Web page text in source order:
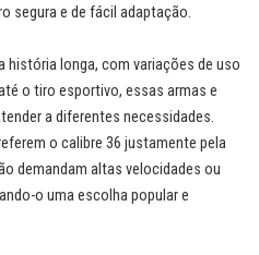
segura e de fácil adaptação.
história longa, com variações de uso
o tiro esportivo, essas armas e
a diferentes necessidades.
o calibre 36 justamente pela
demandam altas velocidades ou
o uma escolha popular e